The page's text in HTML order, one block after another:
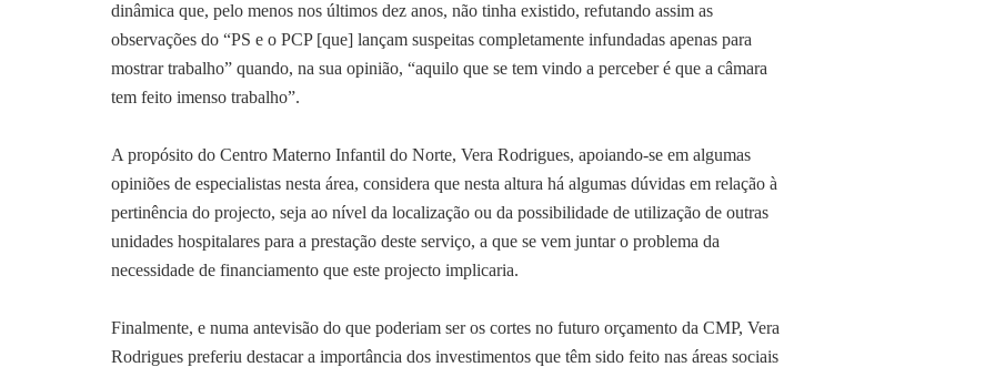
dinâmica que, pelo menos nos últimos dez anos, não tinha existido, refutando assim as
observações do “PS e o PCP [que] lançam suspeitas completamente infundadas apenas para
mostrar trabalho” quando, na sua opinião, “aquilo que se tem vindo a perceber é que a câmara
tem feito imenso trabalho”.
A propósito do Centro Materno Infantil do Norte, Vera Rodrigues, apoiando-se em algumas
opiniões de especialistas nesta área, considera que nesta altura há algumas dúvidas em relação à
pertinência do projecto, seja ao nível da localização ou da possibilidade de utilização de outras
unidades hospitalares para a prestação deste serviço, a que se vem juntar o problema da
necessidade de financiamento que este projecto implicaria.
Finalmente, e numa antevisão do que poderiam ser os cortes no futuro orçamento da CMP, Vera
Rodrigues preferiu destacar a importância dos investimentos que têm sido feito nas áreas sociais